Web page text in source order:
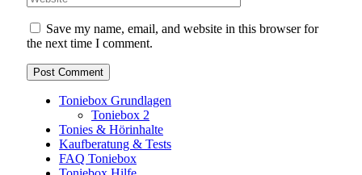
Save my name, email, and website in this browser for
the next time I comment.
Toniebox Grundlagen
Toniebox 2
Tonies & Hörinhalte
Kaufberatung & Tests
FAQ Toniebox